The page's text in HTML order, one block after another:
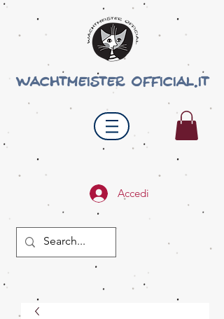
wachtmeister official.it
Accedi